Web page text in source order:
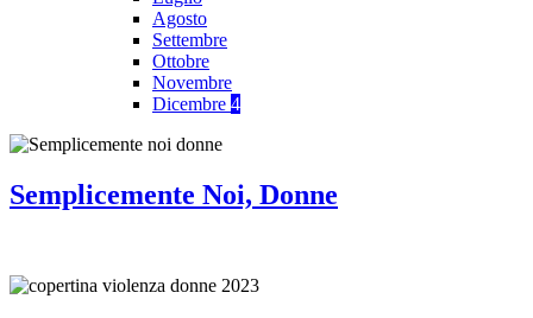
Agosto
Settembre
Ottobre
Novembre
Dicembre 4
Semplicemente Noi, Donne